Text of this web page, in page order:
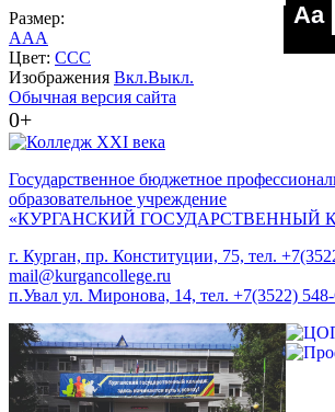
Размер:
AAA
Цвет: CCC
Изображения Вкл.Выкл.
Обычная версия сайта
0+
Aa
Государственное бюджетное
образовательное учреждение
«КУРГАНСКИЙ ГОСУДАРСТВЕННЫЙ
г. Курган, пр. Конституции, 75, тел.
mail@kurgancollege.ru
п.Увал ул. Миронова, 14, тел. +7(3522)